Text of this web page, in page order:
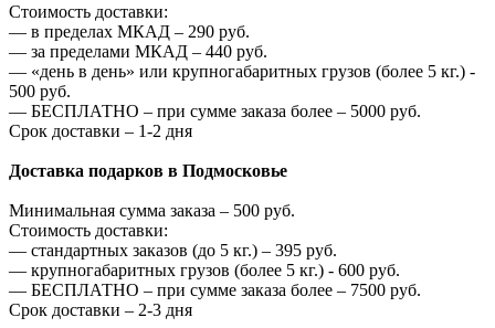
Стоимость доставки:
— в пределах МКАД – 290 руб.
— за пределами МКАД – 440 руб.
— «день в день» или крупногабаритных грузов (более 5 кг.) -
500 руб.
— БЕСПЛАТНО – при сумме заказа более – 5000 руб.
Срок доставки – 1-2 дня
Доставка подарков в Подмосковье
Минимальная сумма заказа – 500 руб.
Стоимость доставки:
— стандартных заказов (до 5 кг.) – 395 руб.
— крупногабаритных грузов (более 5 кг.) - 600 руб.
— БЕСПЛАТНО – при сумме заказа более – 7500 руб.
Срок доставки – 2-3 дня